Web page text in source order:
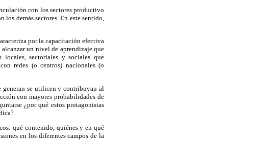
con los sectores productivo
los demás sectores. En este sentido,
por la capacitación efectiva
un nivel de aprendizaje que
sectoriales y sociales que
redes (o centros) nacionales (o
generan se utilicen y contribuyan al
con mayores probabilidades de
¿por qué estos protagonistas
qué contenido, quiénes y en qué
en los diferentes campos de la